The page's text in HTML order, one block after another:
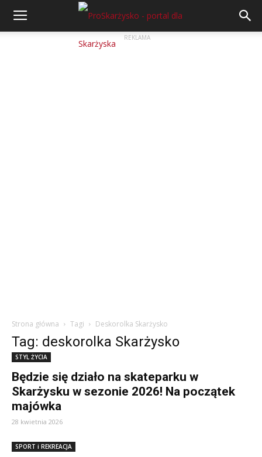
REKLAMA
Strona główna Tagi Deskorolka Skarżysko
Tag: deskorolka Skarżysko
STYL ŻYCIA
Będzie się działo na skateparku w
Skarżysku w sezonie 2026! Na początek
majówka
28 kwietnia 2026
SPORT i REKREACJA